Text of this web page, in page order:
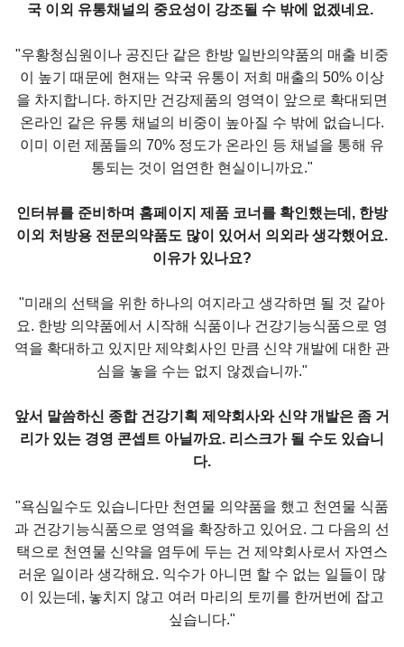
국 이외 유통채널의 중요성이 강조될 수 밖에 없겠네요.
"우황청심원이나 공진단 같은 한방 일반의약품의 매출 비중
이 높기 때문에 현재는 약국 유통이 저희 매출의 50% 이상
을 차지합니다. 하지만 건강제품의 영역이 앞으로 확대되면
온라인 같은 유통 채널의 비중이 높아질 수 밖에 없습니다.
이미 이런 제품들의 70% 정도가 온라인 등 채널을 통해 유
통되는 것이 엄연한 현실이니까요."
인터뷰를 준비하며 홈페이지 제품 코너를 확인했는데, 한방
이외 처방용 전문의약품도 많이 있어서 의외라 생각했어요.
이유가 있나요?
"미래의 선택을 위한 하나의 여지라고 생각하면 될 것 같아
요. 한방 의약품에서 시작해 식품이나 건강기능식품으로 영
역을 확대하고 있지만 제약회사인 만큼 신약 개발에 대한 관
심을 놓을 수는 없지 않겠습니까."
앞서 말씀하신 종합 건강기획 제약회사와 신약 개발은 좀 거
리가 있는 경영 콘셉트 아닐까요. 리스크가 될 수도 있습니
다.
"욕심일수도 있습니다만 천연물 의약품을 했고 천연물 식품
과 건강기능식품으로 영역을 확장하고 있어요. 그 다음의 선
택으로 천연물 신약을 염두에 두는 건 제약회사로서 자연스
러운 일이라 생각해요. 익수가 아니면 할 수 없는 일들이 많
이 있는데, 놓치지 않고 여러 마리의 토끼를 한꺼번에 잡고
싶습니다."